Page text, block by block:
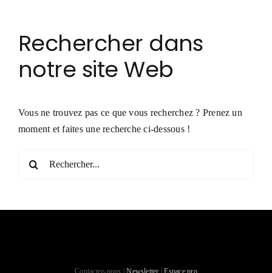
Rechercher dans
notre site Web
Vous ne trouvez pas ce que vous recherchez ? Prenez un
moment et faites une recherche ci-dessous !
Contactez-nous |Newsletter |Espace pro